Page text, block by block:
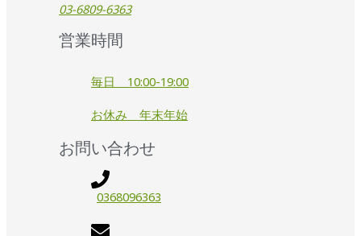
03-6809-6363
営業時間
毎日 10:00-19:00
お休み 年末年始
お問い合わせ
0368096363